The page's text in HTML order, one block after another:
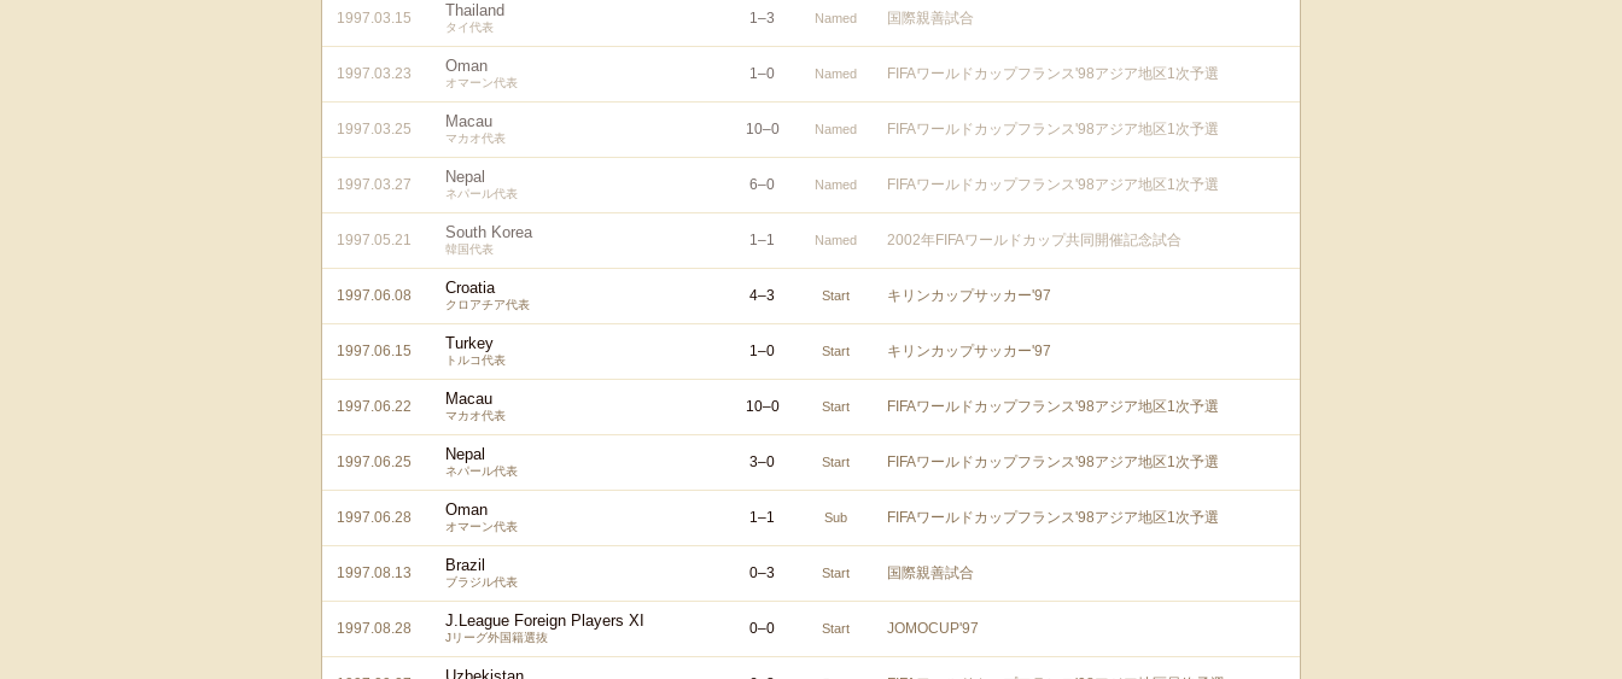
1997.03.15 Thailand
タイ代表
1–3 Named 国際親善試合
1997.03.23 Oman
オマーン代表
1–0 Named FIFAワールドカップフランス'98アジア地区1次予選
1997.03.25 Macau
マカオ代表
10–0 Named FIFAワールドカップフランス'98アジア地区1次予選
1997.03.27 Nepal
ネパール代表
6–0 Named FIFAワールドカップフランス'98アジア地区1次予選
1997.05.21 South Korea
韓国代表
1–1 Named 2002年FIFAワールドカップ共同開催記念試合
1997.06.08 Croatia
クロアチア代表
4–3 Start キリンカップサッカー'97
1997.06.15 Turkey
トルコ代表
1–0 Start キリンカップサッカー'97
1997.06.22 Macau
マカオ代表
10–0 Start FIFAワールドカップフランス'98アジア地区1次予選
1997.06.25 Nepal
ネパール代表
3–0 Start FIFAワールドカップフランス'98アジア地区1次予選
1997.06.28 Oman
オマーン代表
1–1 Sub FIFAワールドカップフランス'98アジア地区1次予選
1997.08.13 Brazil
ブラジル代表
0–3 Start 国際親善試合
1997.08.28 J.League Foreign Players XI
Jリーグ外国籍選抜
0–0 Start JOMOCUP'97